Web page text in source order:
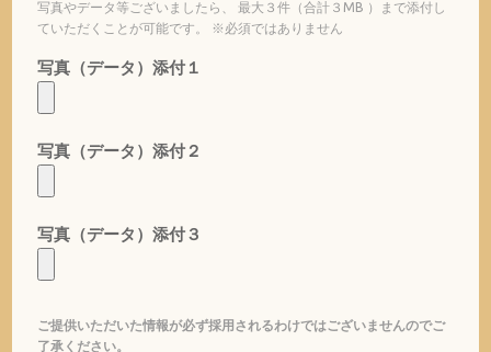
写真やデータ等ございましたら、 最大３件（合計３MB ）まで添付し
ていただくことが可能です。 ※必須ではありません
写真（データ）添付１
写真（データ）添付２
写真（データ）添付３
ご提供いただいた情報が必ず採用されるわけではございませんのでご
了承ください。